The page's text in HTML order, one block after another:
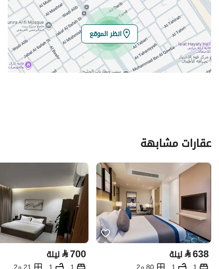
انظر الموقع
عقارات مشابهة
⃁638 ليلة ⃁700 ليلة